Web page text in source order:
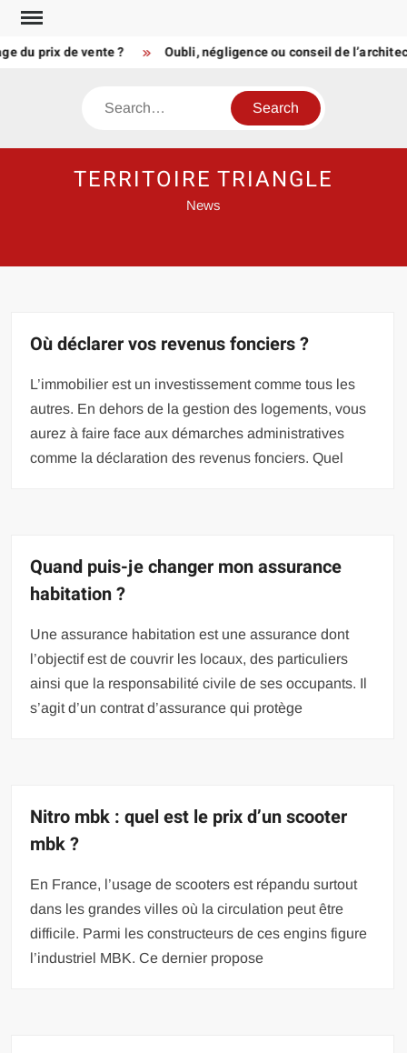
Skip
content
prix de vente ? Oubli, négligence ou conseil de l’architecte
Search
TERRITOIRE TRIANGLE
News
Où déclarer vos revenus fonciers ?
L’immobilier est un investissement comme tous les
autres. En dehors de la gestion des logements, vous
aurez à faire face aux démarches administratives
comme la déclaration des revenus fonciers. Quel
Quand puis-je changer mon assurance
habitation ?
Une assurance habitation est une assurance dont
l’objectif est de couvrir les locaux, des particuliers
ainsi que la responsabilité civile de ses occupants. Il
s’agit d’un contrat d’assurance qui protège
Nitro mbk : quel est le prix d’un scooter
mbk ?
En France, l’usage de scooters est répandu surtout
dans les grandes villes où la circulation peut être
difficile. Parmi les constructeurs de ces engins figure
l’industriel MBK. Ce dernier propose